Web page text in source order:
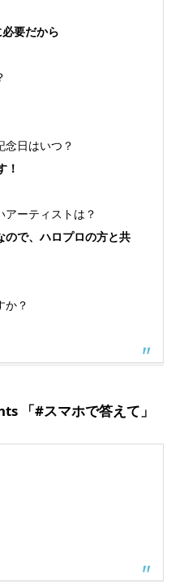
要だから
念日はいつ？
！
ーティストは？
で、ハロプロの方と共
か？
「#スマホで答えて」